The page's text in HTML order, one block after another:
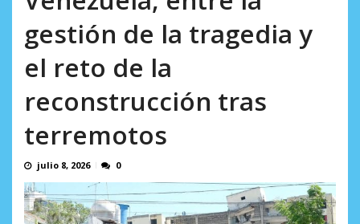
gestión de la tragedia y
el reto de la
reconstrucción tras
terremotos
julio 8, 2026 0